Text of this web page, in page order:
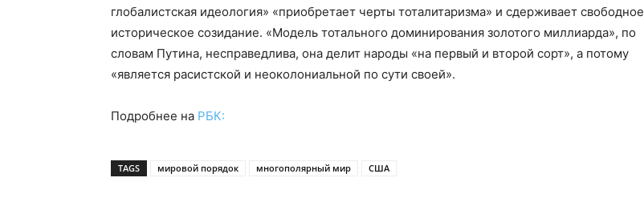
глобалистская идеология» «приобретает черты тоталитаризма» и сдерживает свободное
историческое созидание. «Модель тотального доминирования золотого миллиарда», по
словам Путина, несправедлива, она делит народы «на первый и второй сорт», а потому
«является расистской и неоколониальной по сути своей».
Подробнее на РБК:
TAGS мировой порядок многополярный мир США